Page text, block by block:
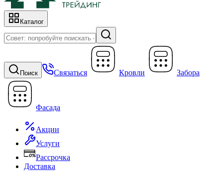
Каталог
Поиск Связаться Кровли Забора
Фасада
Акции
Услуги
Рассрочка
Доставка